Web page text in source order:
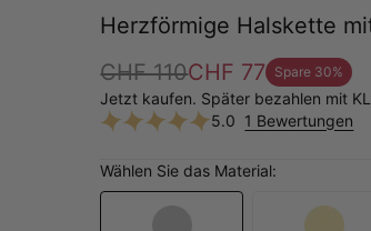
Herzförmige Halskette
CHF 110CHF 77 Spare 30%
Jetzt kaufen. Später bezahlen mit
5.0 1 Bewertungen
Wählen Sie das Material: